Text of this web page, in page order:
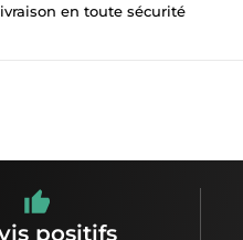
en toute sécurité
positifs